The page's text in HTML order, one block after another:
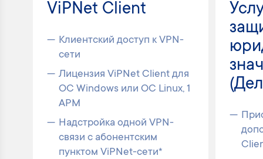
ViPNet Client
Клиентский доступ к VPN-
сети
Лицензия ViPNet Client для
ОС Windows или ОС Linux, 1
АРМ
Надстройка одной VPN-
связи с абонентским
пунктом ViPNet-сети*